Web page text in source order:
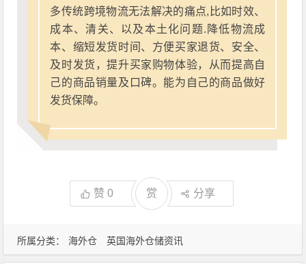
所属分类： 海外仓 英国海外仓储资讯
多传统跨境物流无法解决的痛点,比如时效、
成本、清关、以及本土化问题.降低物流成
本、缩短发货时间、方便买家退货、安全、
及时发货，提升买家购物体验，从而提高自
己的商品销量及口碑。能为自己的商品做好
发货保障。
赞0 赏 分享